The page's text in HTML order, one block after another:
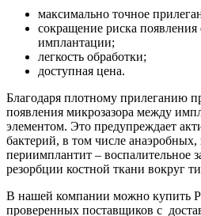
максимально точное
сокращение риска
имплантации;
легкость обработки;
доступная цена.
Благодаря плотному прилеганию
появления микрозазора между
элементом. Это предупреждает
бактерий, в том числе
периимплантит – воспалительное
резорбции костной ткани вокруг
В нашей компании можно купить
проверенных поставщиков с